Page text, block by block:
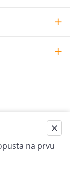
na prvu